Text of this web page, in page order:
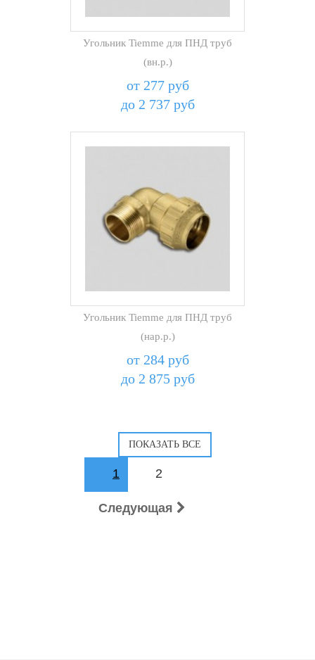
Угольник Tiemme для ПНД труб
(вн.р.)
от 277 руб
до 2 737 руб
Угольник Tiemme для ПНД труб
(нар.р.)
от 284 руб
до 2 875 руб
1 2
Следующая